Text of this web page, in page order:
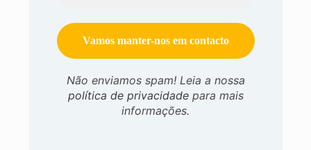
Não enviamos spam! Leia a nossa
política de privacidadepara mais
informações.